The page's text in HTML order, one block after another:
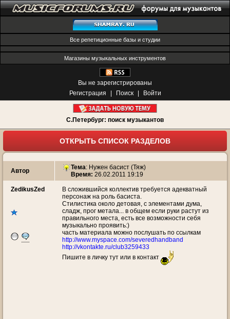
Все репетиционные базы и студии
Магазины музыкальных инструментов
Вы не зарегистрированы
Регистрация
Поиск Войти
С.Петербург: поиск музыкантов
ОТКРЫТЬ СПИСОК РАЗДЕЛОВ
Автор Тема: Нужен басист (Тяж)
Время: 26.02.2011 19:19
ZedikusZed
В сложившийся коллектив требуется адекватный
персонаж на роль басиста.
Стилистика около детовая, с элементами дума,
сладж, прог метала... в общем если руки растут из
правильного места, есть все возможности себя
музыкально проявить:)
часть материала можно послушать по ссылкам
http://www.myspace.com/severedhandband
http://vkontakte.ru/club3259433
Пишите в личку тут или в контакт